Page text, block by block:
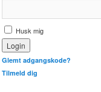
Husk mig
Glemt adgangskode?
Tilmeld dig